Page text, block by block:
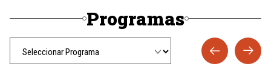
Programas